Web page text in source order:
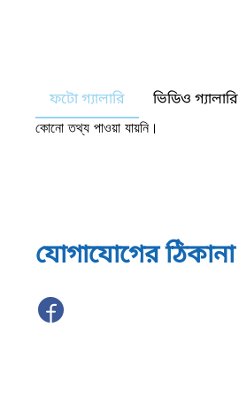
ফটো গ্যালারি ভিডিও গ্যালারি
কোনো তথ্য পাওয়া যায়নি।
যোগাযোগের ঠিকানা